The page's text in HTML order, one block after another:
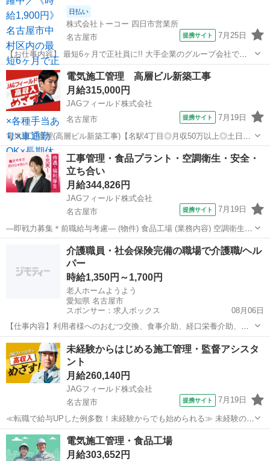
日払い
株式会社トーコー 四日市営業所
名古屋市
提携サイト 7月25日
【お仕事内容】 最短6ヶ月で正社員に!! 大手企業のグループ会社で正
社員を目指せるお仕事です。 ～お仕事内容～ 設備保全(電計) 保全計画
に則した工事計画・手配・工事管理 電計備品の管理 起業、修繕などの
検討・見積など設備...
愛知 名古屋市 その他
電気施工管理 高層ビル新築工事
月給315,000円
JAGフィールド株式会社
名古屋市
提携サイト 7月19日
電気施工管理(高層ビル新築工事)【名駅4丁目◎月収50万以上◎土日祝
休み】 ＜長期プロジェクト★大手企業★リモート面談OK＞名駅4丁目
の高層ビルディング新築工事／地上16階のハコに付帯する電気設備工
事の施工管理となります...
愛知 名古屋市 その他
工事管理・食品プラント・空調衛生・安全・
立ち合い
月給344,826円
JAGフィールド株式会社
名古屋市
提携サイト 7月19日
—即戦力募集＊前職給与考慮— (物件) 食品工場 (業務内容) 空調衛生設
備の施工管理(工事立会い、安全管理 等) (エリア) 愛知県内 (通勤手段)
・公共交通機関 ・マイカー通勤可能 (採用開始日) ・即日～3...
名古屋市 その他
介護職員・社会保険完備の職場で介護職/ヘル
パー
時給1,350円～1,700円
老人ホームようよう
愛知県 名古屋市
スポンサー：求人ボックス
08月06日
【仕事内容】利用者様へのおむつ交換、食事介助、経口栄養介助、全
身清拭または入浴介助などの身体介護等の訪問介護サービスの提供 従
事すべき業務の変更:なし 就業場所の変更:なし 雇用期間の定めあり・
3か月(原則更新、更新上限なし) 【...
アルバイト・パート
未経験からはじめる施工管理・監督アシスタ
ント
月給260,140円
JAGフィールド株式会社
名古屋市
提携サイト 7月19日
≪転職で給与UPした例多数！未経験からでも始められる≫ 未経験の方
は簡単な写真整理・書類整理・データ管理からスタートすることが多
く、業務を通してスキルアップしながら、設計案件・工事案件に従事
していただきます。 ゆくゆくは...
愛知 名古屋市 その他
電気施工管理・食品工場
月給303,652円